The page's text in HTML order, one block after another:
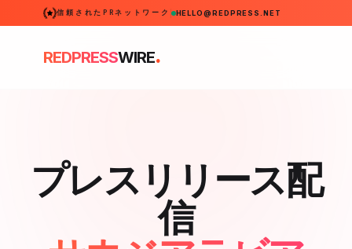
信頼されたPRネットワーク HELLO@REDPRESS.NET
REDPRESSWIRE.
プレスリリース配
信